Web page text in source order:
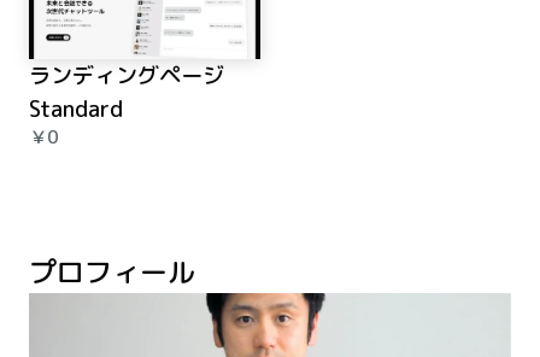
ランディングページ
Standard
￥0
プロフィール